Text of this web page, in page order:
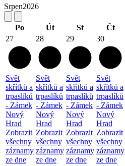
Srpen2026
Po Út St Čt
27
Svět
skřítků a
trpaslíků
- Zámek
Nový
Hrad
Zobrazit
všechny
záznamy
ze dne
28
Svět
skřítků a
trpaslíků
- Zámek
Nový
Hrad
Zobrazit
všechny
záznamy
ze dne
29
Svět
skřítků a
trpaslíků
- Zámek
Nový
Hrad
Zobrazit
všechny
záznamy
ze dne
30
Svět
skřítků a
trpaslíků
- Zámek
Nový
Hrad
Zobrazit
všechny
záznamy
ze dne